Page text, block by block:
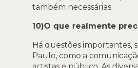
também necessárias.
10)O que realmente
Há questões importantes,
Paulo, como a